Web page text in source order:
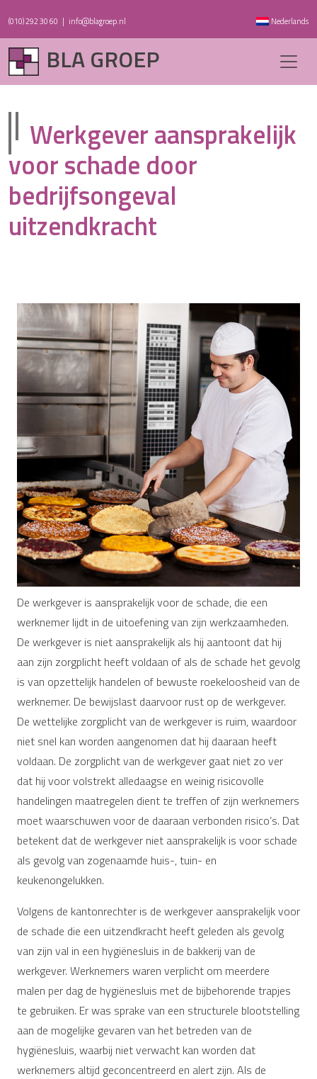
(010) 292 30 60 | info@blagroep.nl Nederlands
BLA GROEP
Werkgever aansprakelijk
voor schade door
bedrijfsongeval
uitzendkracht
De werkgever is aansprakelijk voor de schade, die een
werknemer lijdt in de uitoefening van zijn werkzaamheden.
De werkgever is niet aansprakelijk als hij aantoont dat hij
aan zijn zorgplicht heeft voldaan of als de schade het gevolg
is van opzettelijk handelen of bewuste roekeloosheid van de
werknemer. De bewijslast daarvoor rust op de werkgever.
De wettelijke zorgplicht van de werkgever is ruim, waardoor
niet snel kan worden aangenomen dat hij daaraan heeft
voldaan. De zorgplicht van de werkgever gaat niet zo ver
dat hij voor volstrekt alledaagse en weinig risicovolle
handelingen maatregelen dient te treffen of zijn werknemers
moet waarschuwen voor de daaraan verbonden risico’s. Dat
betekent dat de werkgever niet aansprakelijk is voor schade
als gevolg van zogenaamde huis-, tuin- en
keukenongelukken.
Volgens de kantonrechter is de werkgever aansprakelijk voor
de schade die een uitzendkracht heeft geleden als gevolg
van zijn val in een hygiënesluis in de bakkerij van de
werkgever. Werknemers waren verplicht om meerdere
malen per dag de hygiënesluis met de bijbehorende trapjes
te gebruiken. Er was sprake van een structurele blootstelling
aan de mogelijke gevaren van het betreden van de
hygiënesluis, waarbij niet verwacht kan worden dat
werknemers altijd geconcentreerd en alert zijn. Als de